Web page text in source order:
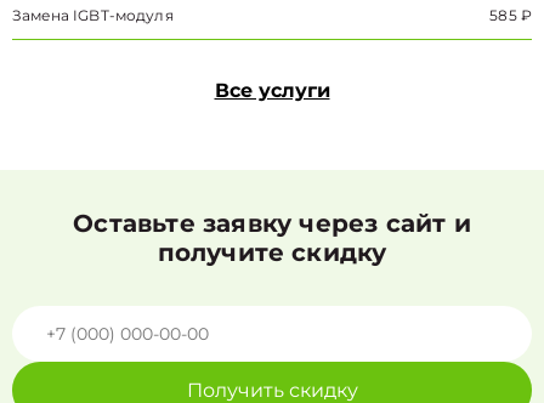
Замена IGBT-модуля 585 ₽
Все услуги
Оставьте заявку через сайт и
получите скидку
Получить скидку